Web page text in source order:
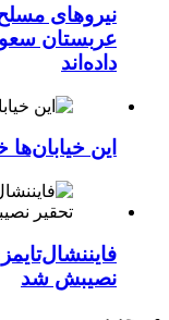
عربستان
داده‌اند
این
نصیبش شد